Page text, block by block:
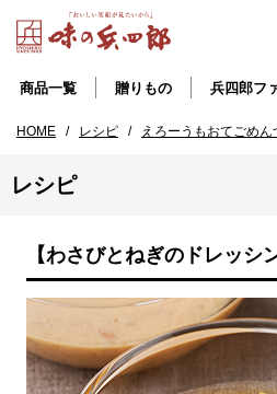
商品一覧 贈りもの 兵四郎フ
HOME / レシピ / えろーうもおてごめん
レシピ
【わさびとねぎのドレッシ